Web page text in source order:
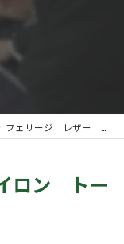
フェリージ レザー ナイロン トートバッグ
ロン トー